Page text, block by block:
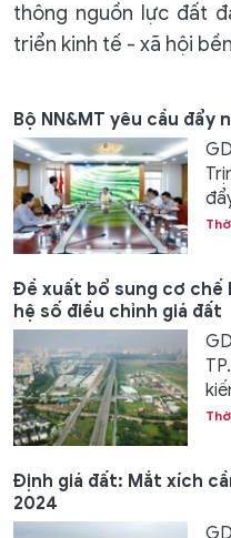
thông nguồn lực đất
triển kinh tế - xã hội
Bộ NN&MT yêu cầu đẩy
Đề xuất bổ sung cơ chế
hệ số điều chỉnh giá đất
Định giá đất: Mắt xích
2024